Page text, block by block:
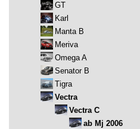
GT
Karl
Manta B
Meriva
Omega A
Senator B
Tigra
Vectra
Vectra C
ab Mj 2006